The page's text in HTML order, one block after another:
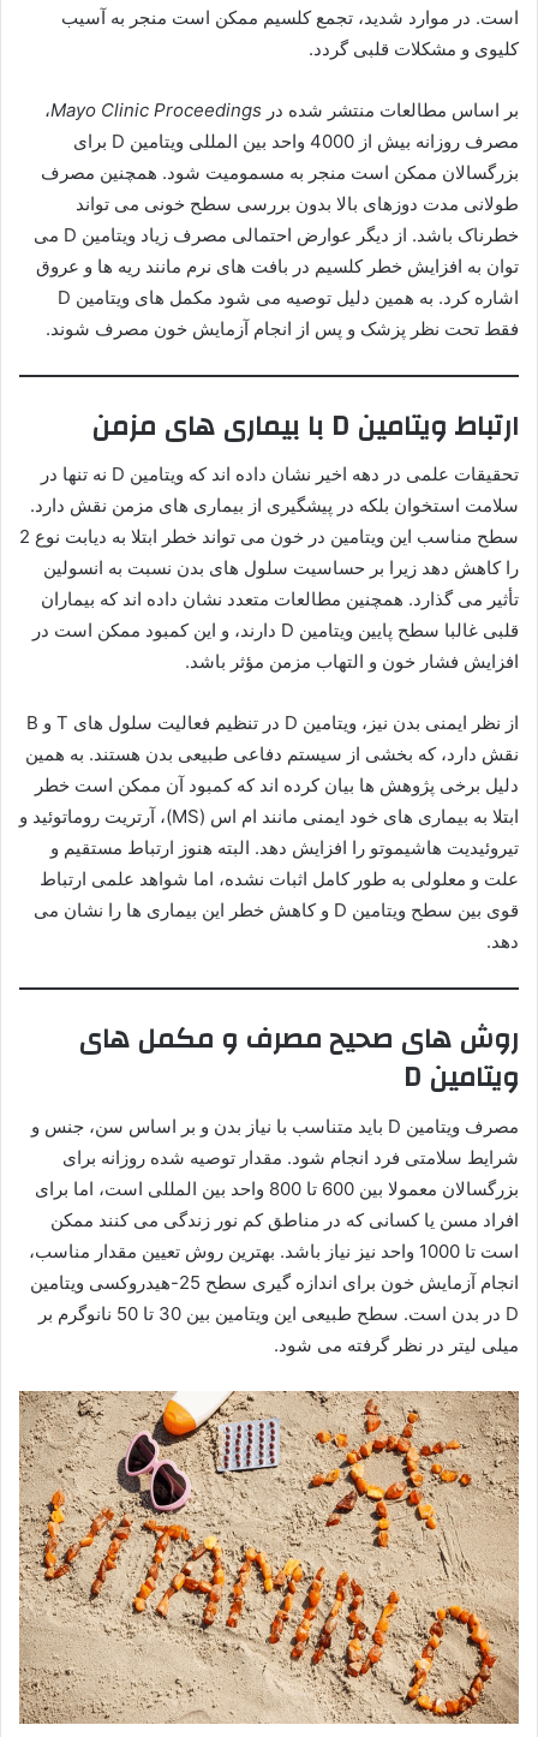
است. در موارد شدید، تجمع کلسیم ممکن است منجر به آسیب
کلیوی و مشکلات قلبی گردد.
بر اساس مطالعات منتشر شده در Mayo Clinic Proceedings،
مصرف روزانه بیش از 4000 واحد بین المللی ویتامین D برای
بزرگسالان ممکن است منجر به مسمومیت شود. همچنین مصرف
طولانی مدت دوزهای بالا بدون بررسی سطح خونی می تواند
خطرناک باشد. از دیگر عوارض احتمالی مصرف زیاد ویتامین D می
توان به افزایش خطر کلسیم در بافت های نرم مانند ریه ها و عروق
اشاره کرد. به همین دلیل توصیه می شود مکمل های ویتامین D
فقط تحت نظر پزشک و پس از انجام آزمایش خون مصرف شوند.
ارتباط ویتامین D با بیماری های مزمن
تحقیقات علمی در دهه اخیر نشان داده اند که ویتامین D نه تنها در
سلامت استخوان بلکه در پیشگیری از بیماری های مزمن نقش دارد.
سطح مناسب این ویتامین در خون می تواند خطر ابتلا به دیابت نوع 2
را کاهش دهد زیرا بر حساسیت سلول های بدن نسبت به انسولین
تأثیر می گذارد. همچنین مطالعات متعدد نشان داده اند که بیماران
قلبی غالبا سطح پایین ویتامین D دارند، و این کمبود ممکن است در
افزایش فشار خون و التهاب مزمن مؤثر باشد.
از نظر ایمنی بدن نیز، ویتامین D در تنظیم فعالیت سلول های T و B
نقش دارد، که بخشی از سیستم دفاعی طبیعی بدن هستند. به همین
دلیل برخی پژوهش ها بیان کرده اند که کمبود آن ممکن است خطر
ابتلا به بیماری های خود ایمنی مانند ام اس (MS)، آرتریت روماتوئید و
تیروئیدیت هاشیموتو را افزایش دهد. البته هنوز ارتباط مستقیم و
علت و معلولی به طور کامل اثبات نشده، اما شواهد علمی ارتباط
قوی بین سطح ویتامین D و کاهش خطر این بیماری ها را نشان می
دهد.
روش های صحیح مصرف و مکمل های
ویتامین D
مصرف ویتامین D باید متناسب با نیاز بدن و بر اساس سن، جنس و
شرایط سلامتی فرد انجام شود. مقدار توصیه شده روزانه برای
بزرگسالان معمولا بین 600 تا 800 واحد بین المللی است، اما برای
افراد مسن یا کسانی که در مناطق کم نور زندگی می کنند ممکن
است تا 1000 واحد نیز نیاز باشد. بهترین روش تعیین مقدار مناسب،
انجام آزمایش خون برای اندازه گیری سطح 25-هیدروکسی ویتامین
D در بدن است. سطح طبیعی این ویتامین بین 30 تا 50 نانوگرم بر
میلی لیتر در نظر گرفته می شود.